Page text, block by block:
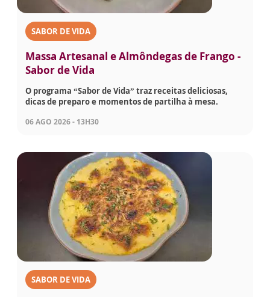
SABOR DE VIDA
Massa Artesanal e Almôndegas de Frango -
Sabor de Vida
O programa “Sabor de Vida” traz receitas deliciosas,
dicas de preparo e momentos de partilha à mesa.
06 AGO 2026 - 13H30
SABOR DE VIDA